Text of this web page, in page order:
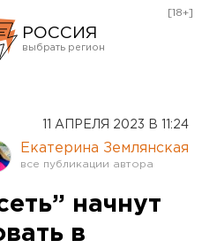
РОССИЯ
Оренбург
[18+]
11 АПРЕЛЯ 2023 В 11:24
Екатерина Землянская
начнут
в